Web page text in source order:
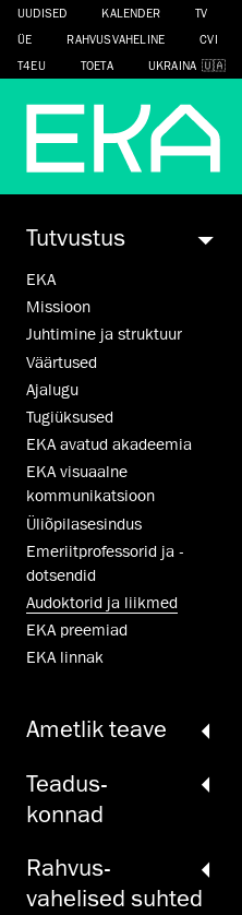
UUDISED KALENDER TV
ÜE
RAHVUSVAHELINE CVI
T4EU
TOETA UKRAINA
Tutvustus
EKA
Missioon
Juhtimine ja struktuur
Väärtused
Ajalugu
Tugiüksused
EKA avatud akadeemia
EKA visuaalne
kommunikatsioon
Üliõpilasesindus
Emeriitprofessorid ja -
dotsendid
Audoktorid ja liikmed
EKA preemiad
EKA linnak
Ametlik teave
Teadus­
konnad
Rahvus­
vahelised suhted